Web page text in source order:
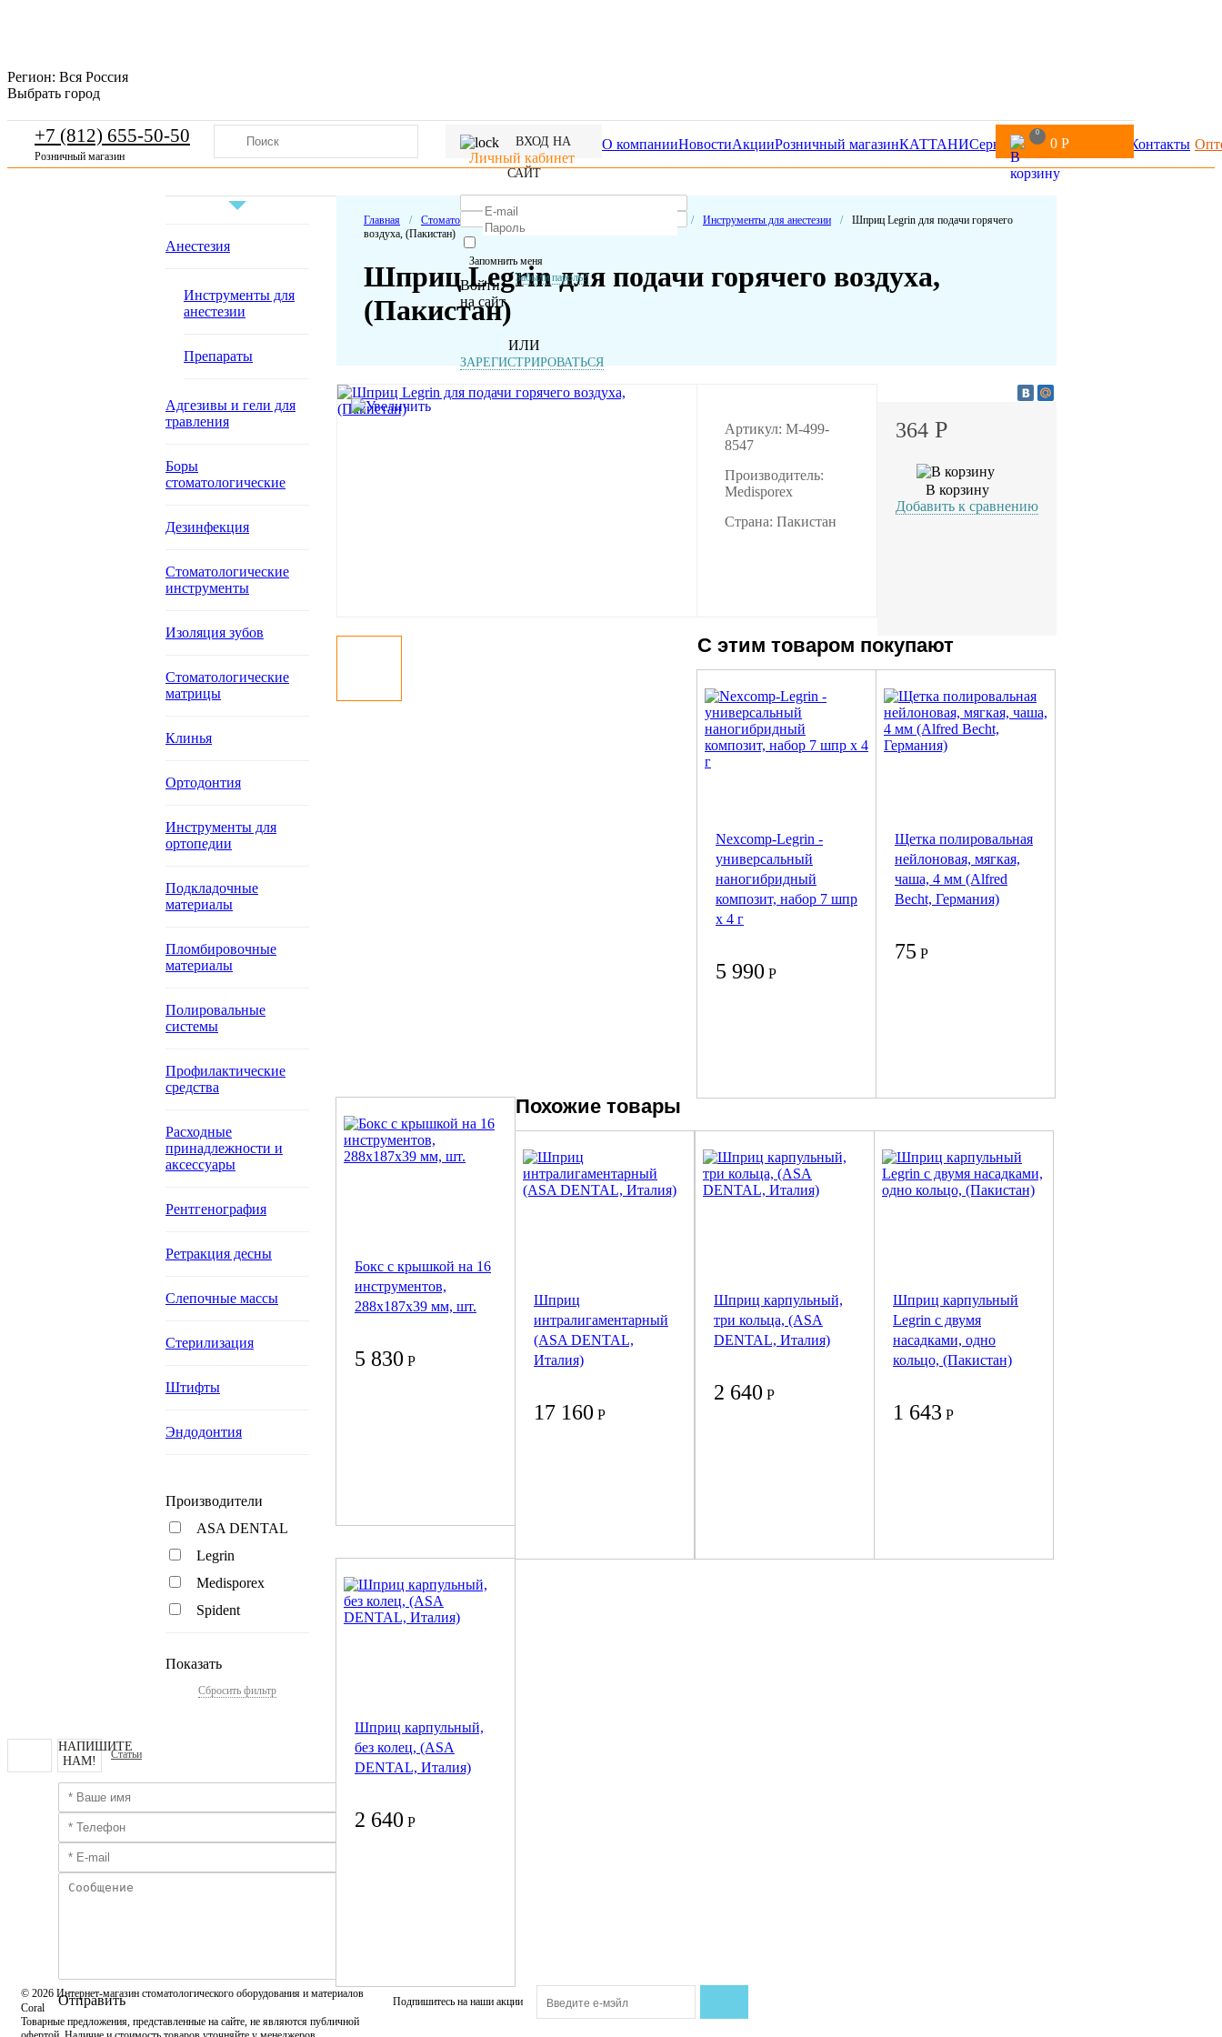
Регион: Вся Россия
Выбрать город
+7 (812) 655-50-50
Розничный магазин Личный кабинет
ВХОД НА
САЙТ
Запомнить меня
Забыли пароль?
Войти
на сайт
ИЛИ
ЗАРЕГИСТРИРОВАТЬСЯ
0
0 Р
О компанииНовостиАкцииРозничный магазинКАТТАНИСервисДоставка и оплата Контакты
Анестезия
Инструменты для
анестезии
Препараты
Адгезивы и гели для
травления
Боры
стоматологические
Дезинфекция
Стоматологические
инструменты
Изоляция зубов
Стоматологические
матрицы
Клинья
Ортодонтия
Инструменты для
ортопедии
Подкладочные
материалы
Пломбировочные
материалы
Полировальные
системы
Профилактические
средства
Расходные
принадлежности и
аксессуары
Рентгенография
Ретракция десны
Слепочные массы
Стерилизация
Штифты
Эндодонтия
Производители
ASA DENTAL
Legrin
Medisporex
Spident
Показать
Сбросить фильтр
Главная / Стоматологические расходные материалы / Инструменты для анестезии /
Шприц Legrin для подачи горячего
воздуха, (Пакистан)
Шприц Legrin для подачи горячего воздуха,
(Пакистан)
Артикул: M-499-
8547
Производитель:
Medisporex
Страна: Пакистан
364 Р
В корзину
Добавить к сравнению
С этим товаром покупают
Nexcomp-Legrin -
универсальный
наногибридный
композит, набор 7 шпр
х 4 г
5 990 Р
Щетка полировальная
нейлоновая, мягкая,
чаша, 4 мм (Alfred
Becht, Германия)
75 Р
Бокс с крышкой на 16
инструментов,
288x187x39 мм, шт.
5 830 Р
Похожие товары
Шприц
интралигаментарный
(ASA DENTAL,
Италия)
17 160 Р
Шприц карпульный,
три кольца, (ASA
DENTAL, Италия)
2 640 Р
Шприц карпульный
Legrin с двумя
насадками, одно
кольцо, (Пакистан)
1 643 Р
Шприц карпульный,
без колец, (ASA
DENTAL, Италия)
2 640 Р
НАПИШИТЕ
НАМ!
Отправить
Статьи
© 2026 Интернет-магазин стоматологического оборудования и материалов
Coral
Подпишитесь на наши акции
Товарные предложения, представленные на сайте, не являются публичной